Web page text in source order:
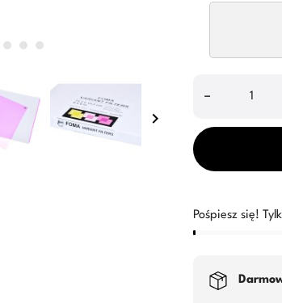
keyboard_arrow_right
–
Pośpiesz się!